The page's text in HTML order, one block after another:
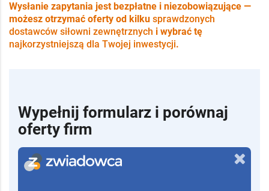
Wysłanie zapytania jest bezpłatne i niezobowiązujące —
możesz otrzymać oferty od kilku sprawdzonych
dostawców siłowni zewnętrznych i wybrać tę
najkorzystniejszą dla Twojej inwestycji.
Wypełnij formularz i porównaj
oferty firm